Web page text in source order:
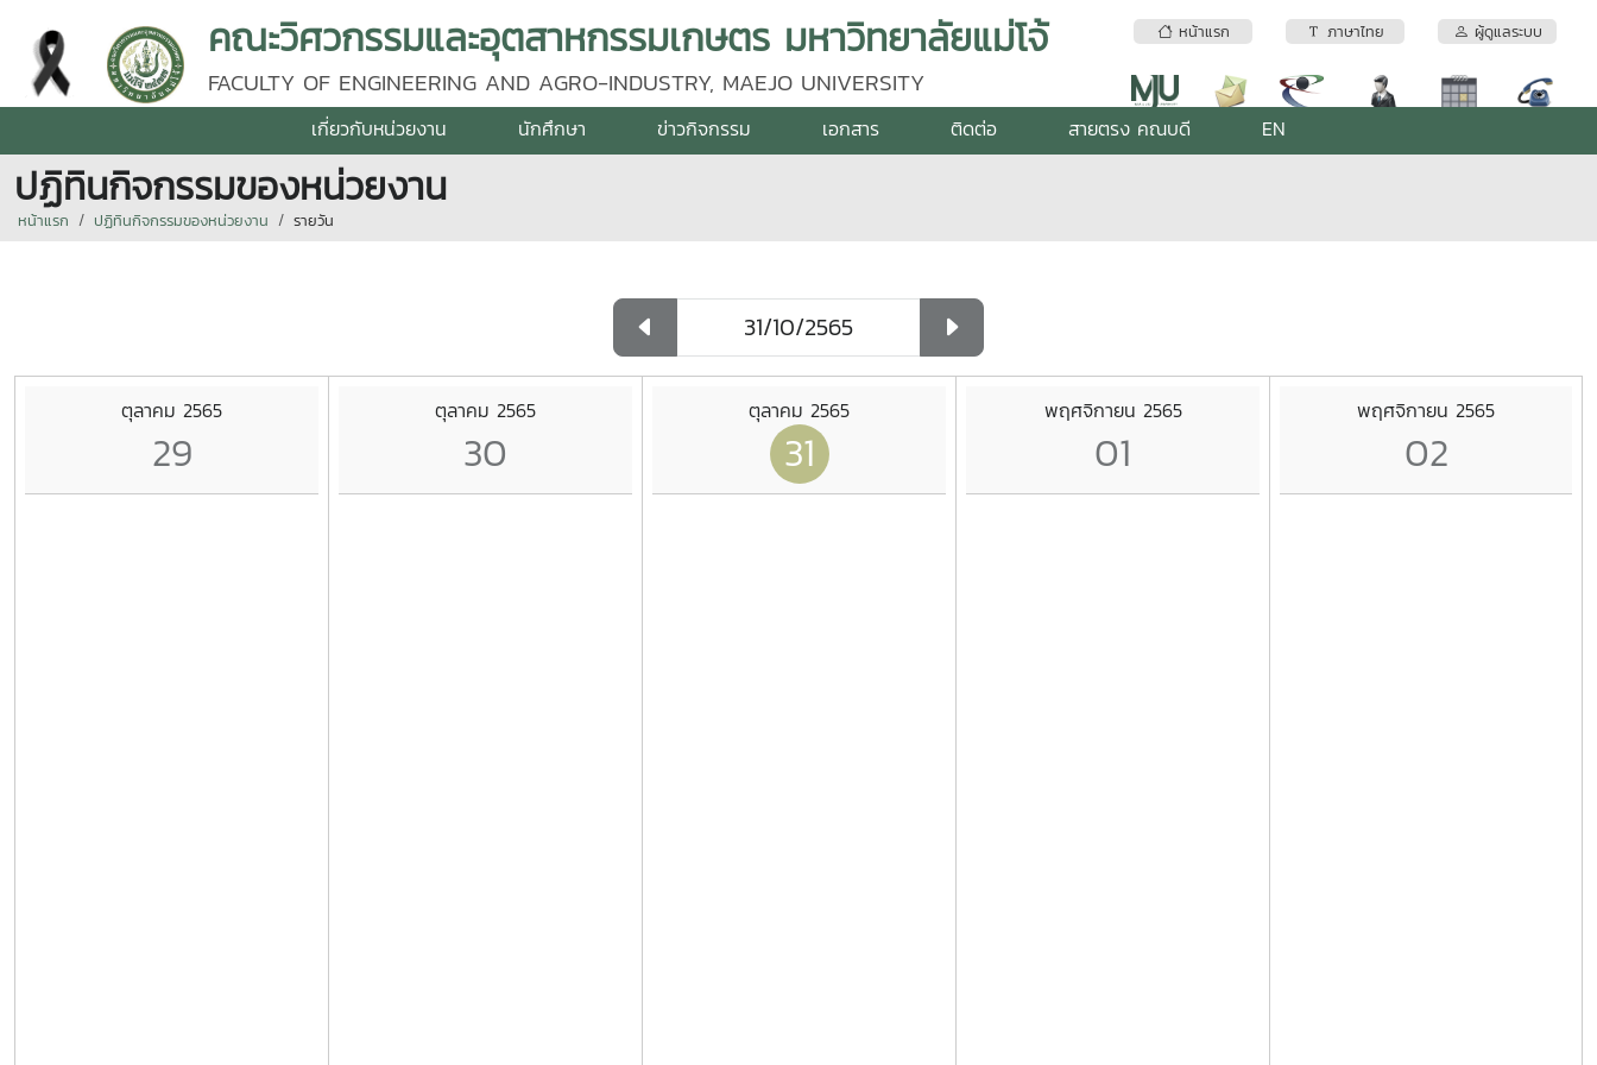
หน้าแรก ภาษาไทย ผู้ดูแลระบบ
คณะวิศวกรรมและอุตสาหกรรมเกษตร มหาวิทยาลัยแม่โจ้
FACULTY OF ENGINEERING AND AGRO-INDUSTRY, MAEJO UNIVERSITY
เกี่ยวกับหน่วยงาน นักศึกษา ข่าวกิจกรรม เอกสาร ติดต่อ สายตรง คณบดี EN
ปฏิทินกิจกรรมของหน่วยงาน
หน้าแรก ปฏิทินกิจกรรมของหน่วยงาน รายวัน
ตุลาคม 2565
29
ตุลาคม 2565
30
ตุลาคม 2565
31
พฤศจิกายน 2565
01
พฤศจิกายน 2565
02